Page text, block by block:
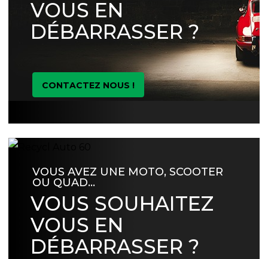
VOUS EN
DÉBARRASSER ?
CONTACTEZ NOUS !
VOUS AVEZ UNE MOTO, SCOOTER
OU QUAD…
VOUS SOUHAITEZ
VOUS EN
DÉBARRASSER ?